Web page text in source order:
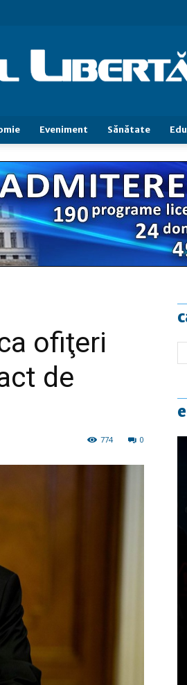
Cuvântul
Libertăţii
Eveniment Sănătate
ofiţeri
de
0
774